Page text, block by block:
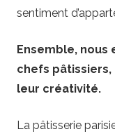
sentiment
Ensemble, nous
chefs
leur créativité.
La pâtisserie